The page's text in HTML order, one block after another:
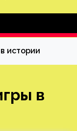
истории
в